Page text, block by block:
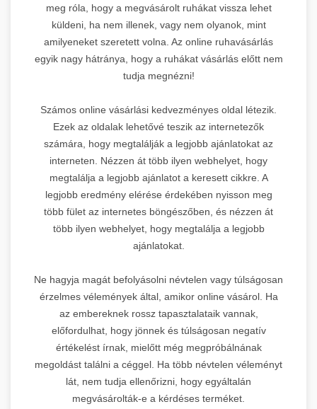
meg róla, hogy a megvásárolt ruhákat vissza lehet
küldeni, ha nem illenek, vagy nem olyanok, mint
amilyeneket szeretett volna. Az online ruhavásárlás
egyik nagy hátránya, hogy a ruhákat vásárlás előtt nem
tudja megnézni!
Számos online vásárlási kedvezményes oldal létezik.
Ezek az oldalak lehetővé teszik az internetezők
számára, hogy megtalálják a legjobb ajánlatokat az
interneten. Nézzen át több ilyen webhelyet, hogy
megtalálja a legjobb ajánlatot a keresett cikkre. A
legjobb eredmény elérése érdekében nyisson meg
több fület az internetes böngészőben, és nézzen át
több ilyen webhelyet, hogy megtalálja a legjobb
ajánlatokat.
Ne hagyja magát befolyásolni névtelen vagy túlságosan
érzelmes vélemények által, amikor online vásárol. Ha
az embereknek rossz tapasztalataik vannak,
előfordulhat, hogy jönnek és túlságosan negatív
értékelést írnak, mielőtt még megpróbálnának
megoldást találni a céggel. Ha több névtelen véleményt
lát, nem tudja ellenőrizni, hogy egyáltalán
megvásárolták-e a kérdéses terméket.